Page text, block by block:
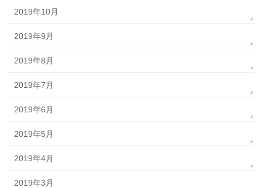
2019年10月
2019年9月
2019年8月
2019年7月
2019年6月
2019年5月
2019年4月
2019年3月